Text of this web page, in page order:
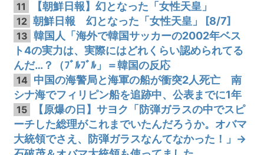
11 【朝鮮日報】幻となった「女性天皇」
12 朝鮮日報 幻となった「女性天皇」 [8/7]
13 韓国人「海外で韓国サッカーの2002年ベス
ト4の実力は、実際にはどれくらい認められてる
んだ…？（ﾌﾞﾙﾌﾞﾙ」＝韓国の反応
14 中国の海警局と海軍の船が衝突2人死亡 南
シナ海でフィリピン船を追跡中、公表までに1年
15
【原爆の日】サヨク「防弾ガラスの中でスピ
ーチした総理がこれまでいたんだろうか。オバマ
大統領でさえ、防弾ガラスなんてなかった！」→